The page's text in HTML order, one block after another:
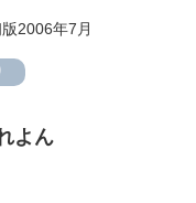
2006年7月
よん